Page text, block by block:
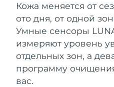
Кожа меняется от
ото дня, от одной
Умные сенсоры
измеряют уровень
отдельных зон, а
программу
вас.
LUNA™ 4
Anti-aging
LUNA™ 4
BEAR™ 2
Microcurrent
BEAR™ 2
Увлажнение
UFO™ 3
issa™ 4
Бахрейн
Бельгия